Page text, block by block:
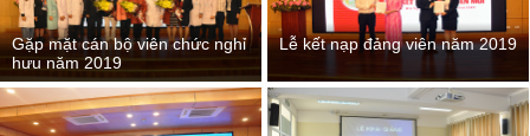
Gặp mặt cán bộ viên chức nghỉ
hưu năm 2019
Lễ kết nạp đảng viên năm 2019